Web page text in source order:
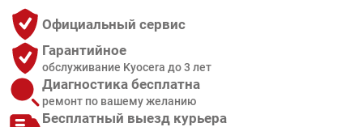
Официальный сервис
Гарантийное
обслуживание Kyocera до 3 лет
Диагностика бесплатна
ремонт по вашему желанию
Бесплатный выезд курьера